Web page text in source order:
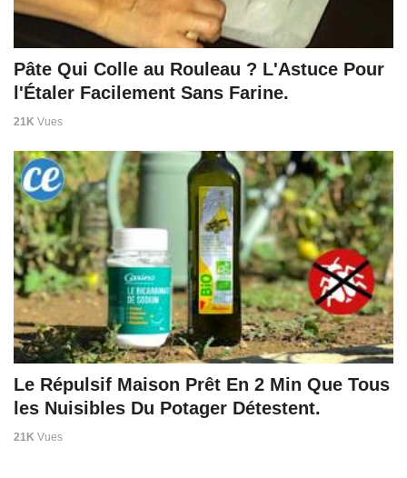
Pâte Qui Colle au Rouleau ? L'Astuce Pour
l'Étaler Facilement Sans Farine.
21K Vues
Le Répulsif Maison Prêt En 2 Min Que Tous
les Nuisibles Du Potager Détestent.
21K Vues